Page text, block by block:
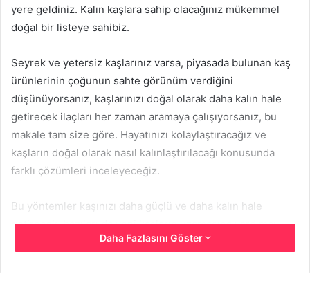
yere geldiniz. Kalın kaşlara sahip olacağınız mükemmel
doğal bir listeye sahibiz.
Seyrek ve yetersiz kaşlarınız varsa, piyasada bulunan kaş
ürünlerinin çoğunun sahte görünüm verdiğini
düşünüyorsanız, kaşlarınızı doğal olarak daha kalın hale
getirecek ilaçları her zaman aramaya çalışıyorsanız, bu
makale tam size göre. Hayatınızı kolaylaştıracağız ve
kaşların doğal olarak nasıl kalınlaştırılacağı konusunda
farklı çözümleri inceleyeceğiz.
Bu yöntemler kaşınızı daha güçlü ve daha kalın hale
getirecek, bazıları da yeni kaşların uzamasına yardımcı
olacaktır. Sadece birkaç hafta içinde kalın kaşlara nasıl
Daha Fazlasını Göster